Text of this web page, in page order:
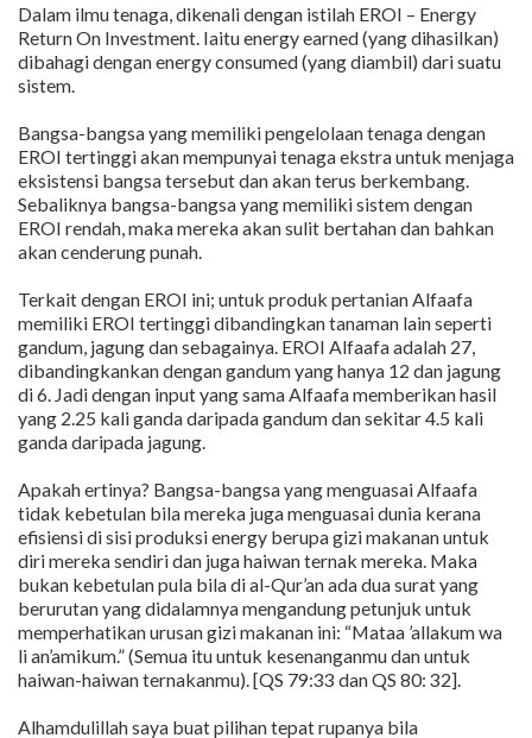
Dalam ilmu tenaga, dikenali dengan istilah EROI – Energy
Return On Investment. Iaitu energy earned (yang dihasilkan)
dibahagi dengan energy consumed (yang diambil) dari suatu
sistem.
Bangsa-bangsa yang memiliki pengelolaan tenaga dengan
EROI tertinggi akan mempunyai tenaga ekstra untuk menjaga
eksistensi bangsa tersebut dan akan terus berkembang.
Sebaliknya bangsa-bangsa yang memiliki sistem dengan
EROI rendah, maka mereka akan sulit bertahan dan bahkan
akan cenderung punah.
Terkait dengan EROI ini; untuk produk pertanian Alfaafa
memiliki EROI tertinggi dibandingkan tanaman lain seperti
gandum, jagung dan sebagainya. EROI Alfaafa adalah 27,
dibandingkankan dengan gandum yang hanya 12 dan jagung
di 6. Jadi dengan input yang sama Alfaafa memberikan hasil
yang 2.25 kali ganda daripada gandum dan sekitar 4.5 kali
ganda daripada jagung.
Apakah ertinya? Bangsa-bangsa yang menguasai Alfaafa
tidak kebetulan bila mereka juga menguasai dunia kerana
efisiensi di sisi produksi energy berupa gizi makanan untuk
diri mereka sendiri dan juga haiwan ternak mereka. Maka
bukan kebetulan pula bila di al-Qur’an ada dua surat yang
berurutan yang didalamnya mengandung petunjuk untuk
memperhatikan urusan gizi makanan ini: “Mataa ’allakum wa
li an’amikum.” (Semua itu untuk kesenanganmu dan untuk
haiwan-haiwan ternakanmu). [QS 79:33 dan QS 80: 32].
Alhamdulillah saya buat pilihan tepat rupanya bila